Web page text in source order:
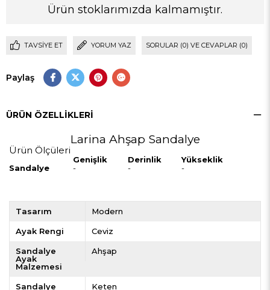
Ürün stoklarımızda kalmamıştır.
TAVSIYE ET YORUM YAZ SORULAR (0) VE CEVAPLAR (0)
Paylaş
ÜRÜN ÖZELLIKLERI
Larina Ahşap Sandalye
Ürün Ölçüleri
Genişlik Derinlik
Yükseklik
Sandalye
- - -
Tasarım Modern
Ayak Rengi Ceviz
Sandalye
Ayak
Malzemesi
Ahşap
Sandalye
Keten